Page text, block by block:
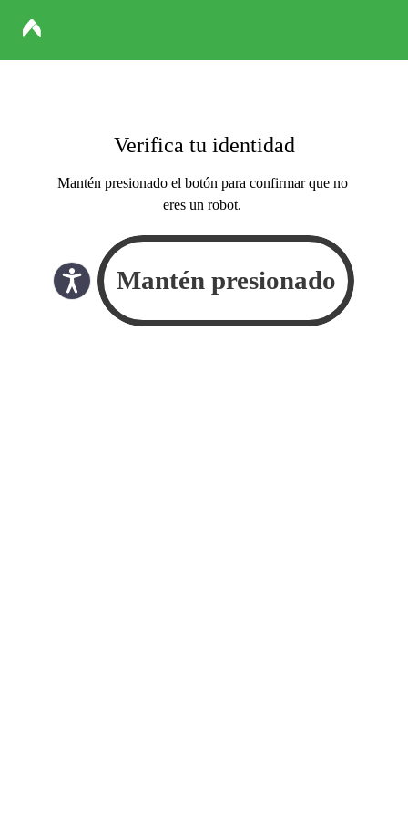
Verifica tu identidad
Mantén presionado el botón para confirmar que no
eres un robot.